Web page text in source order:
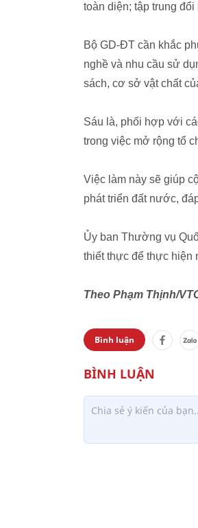
toàn diện; tập trung
Bộ GD-ĐT cần khắc
nghề và nhu cầu sử
sách, cơ sở vật chất
Sáu là, phối hợp với
trong việc mở rộng tổ
Việc làm này sẽ giúp
phát triển đất nước,
Ủy ban Thường vụ
thiết thực để thực hiện
Theo Phạm Thịnh/
Bình luận